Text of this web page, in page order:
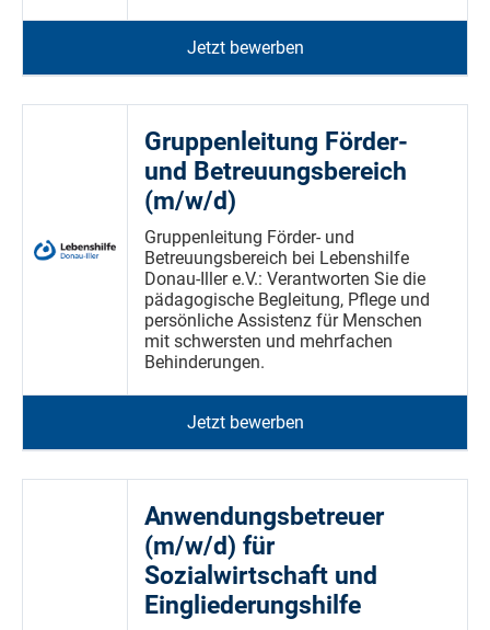
Jetzt bewerben
Gruppenleitung Förder-
und Betreuungsbereich
(m/w/d)
Gruppenleitung Förder- und
Betreuungsbereich bei Lebenshilfe
Donau-Iller e.V.: Verantworten Sie die
pädagogische Begleitung, Pflege und
persönliche Assistenz für Menschen
mit schwersten und mehrfachen
Behinderungen.
Jetzt bewerben
Anwendungsbetreuer
(m/w/d) für
Sozialwirtschaft und
Eingliederungshilfe